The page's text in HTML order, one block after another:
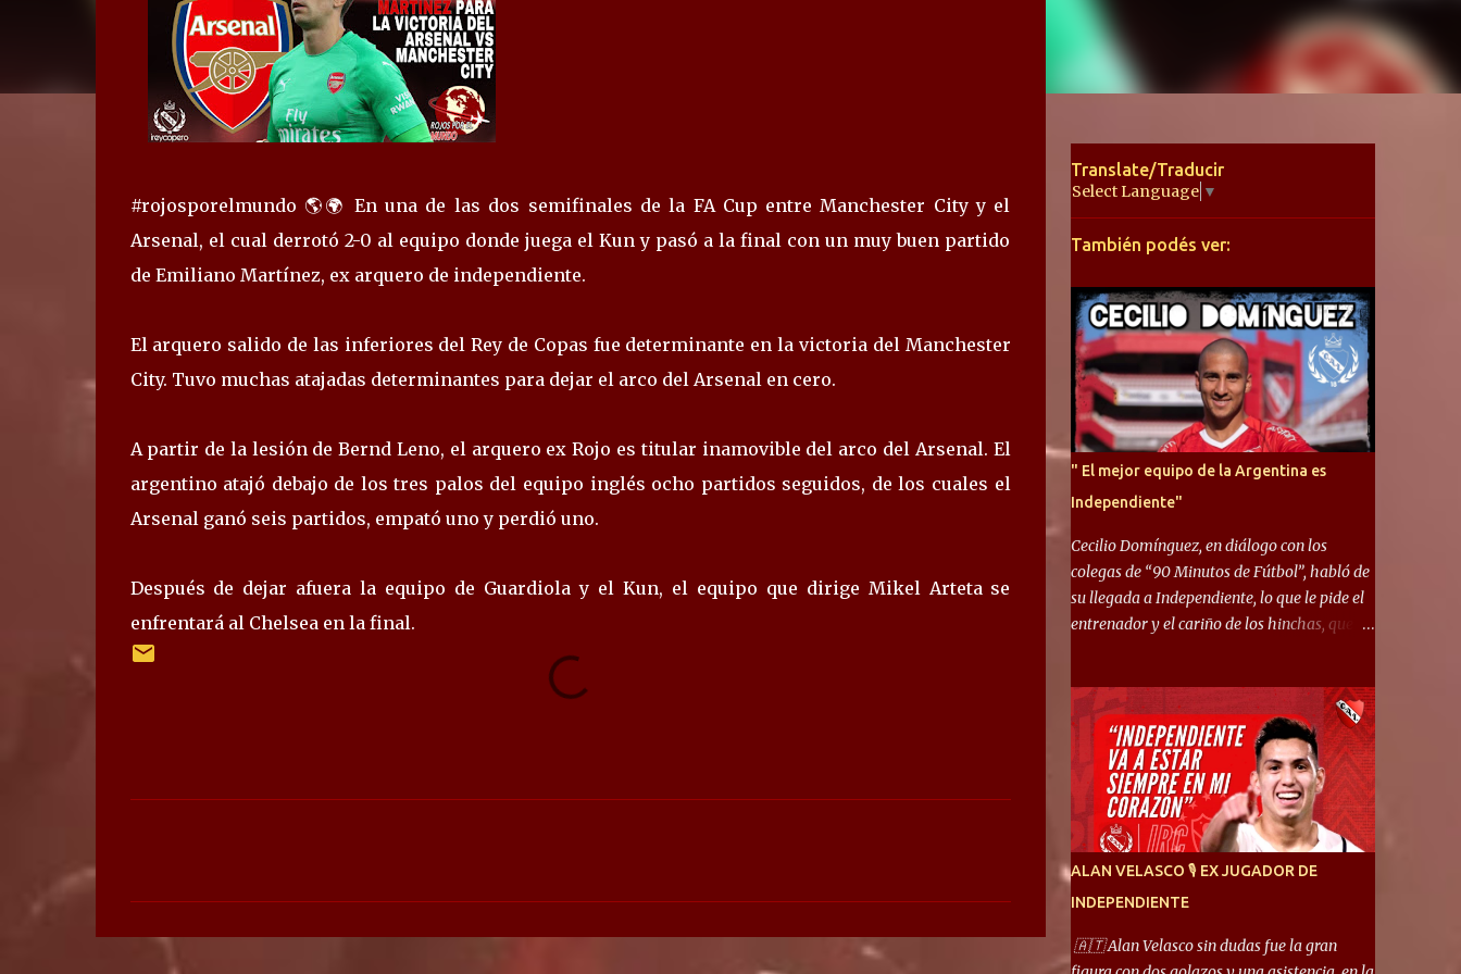
#rojosporelmundo 🌎🌍 En una de las dos semifinales de la FA Cup entre Manchester City y el
Arsenal, el cual derrotó 2-0 al equipo donde juega el Kun y pasó a la final con un muy buen partido
de Emiliano Martínez, ex arquero de independiente.
El arquero salido de las inferiores del Rey de Copas fue determinante en la victoria del Manchester
City. Tuvo muchas atajadas determinantes para dejar el arco del Arsenal en cero.
A partir de la lesión de Bernd Leno, el arquero ex Rojo es titular inamovible del arco del Arsenal. El
argentino atajó debajo de los tres palos del equipo inglés ocho partidos seguidos, de los cuales el
Arsenal ganó seis partidos, empató uno y perdió uno.
Después de dejar afuera la equipo de Guardiola y el Kun, el equipo que dirige Mikel Arteta se
enfrentará al Chelsea en la final.
Translate/Traducir
Select Language ▼
También podés ver:
" El mejor equipo de la Argentina es
Independiente"
Cecilio Domínguez, en diálogo con los
colegas de “90 Minutos de Fútbol”, habló de
su llegada a Independiente, lo que le pide el
entrenador y el cariño de los hinchas, que se
ayuda a que me adapte rápidamente, soy un
hombre alegre y abierto. Creo que lo estoy
haciendo muy bien. Cuando llegué, llegué a
un Independiente que juega muy dinámico y
me gusta mucho. Me favorece por la forma
de jugar mía y eso también ayudó a que me
adapte”. “Me siento mejor por izquierda,
pero me gusta mucho jugar de 9, y juego sin
problemas por derecha también. Jugar de 9
y de extremo por izquierda es diferente. A mi
me gusta jugar por fuera, porque tengo mas
ALAN VELASCO 🎙 EX JUGADOR DE
INDEPENDIENTE
🇦🇹 Alan Velasco sin dudas fue la gran